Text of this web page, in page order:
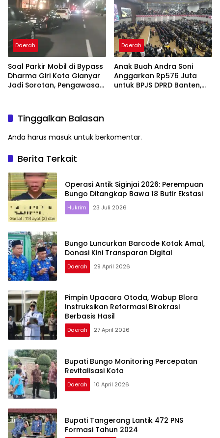
Daerah
Soal Parkir Mobil di Bypass
Dharma Giri Kota Gianyar
Jadi Sorotan, Pengawasan
Daerah
Anak Buah Andra Soni
Anggarkan Rp576 Juta
untuk BPJS DPRD Banten,
Tinggalkan Balasan
Anda harus masuk untuk berkomentar.
Berita Terkait
Operasi Antik Siginjai 2026: Perempuan
Bungo Ditangkap Bawa 18 Butir Ekstasi
Hukrim 23 Juli 2026
Bungo Luncurkan Barcode Kotak Amal,
Donasi Kini Transparan Digital
Daerah 29 April 2026
Pimpin Upacara Otoda, Wabup Blora
Instruksikan Reformasi Birokrasi
Berbasis Hasil
Daerah 27 April 2026
Bupati Bungo Monitoring Percepatan
Revitalisasi Kota
Daerah 10 April 2026
Bupati Tangerang Lantik 472 PNS
Formasi Tahun 2024